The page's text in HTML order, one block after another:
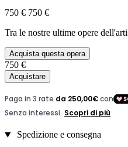
750 € 750 €
Tra le nostre ultime opere
Acquista questa opera
750 €
Acquistare
Spedizione e consegna